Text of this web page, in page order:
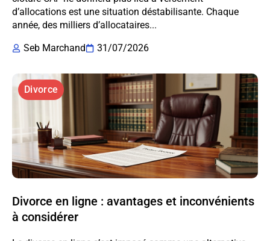
d’allocations est une situation déstabilisante. Chaque
année, des milliers d’allocataires...
Seb Marchand
31/07/2026
Divorce
Divorce en ligne : avantages et inconvénients
à considérer